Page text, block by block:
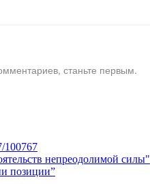
станьте первым.
100767
непреодолимой силы"
позиции”